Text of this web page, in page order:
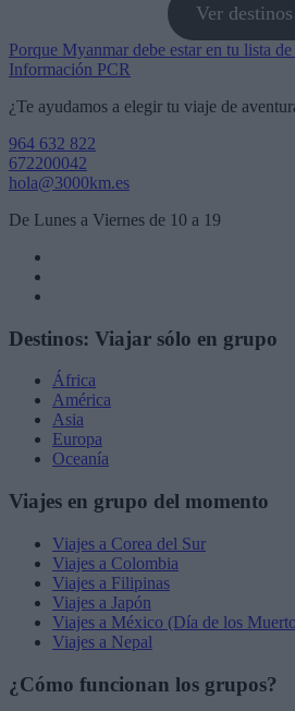
Ver destinos
Navegación
de
entradas
Porque Myanmar debe estar en tu lista
Información PCR
¿Te ayudamos a elegir tu viaje de
964 632 822
672200042
hola@3000km.es
De Lunes a Viernes de 10 a 19
Destinos: Viajar sólo en grupo
África
América
Asia
Europa
Oceanía
Viajes en grupo del momento
Viajes a Corea del Sur
Viajes a Colombia
Viajes a Filipinas
Viajes a Japón
Viajes a México (Día de los
Viajes a Nepal
¿Cómo funcionan los grupos?